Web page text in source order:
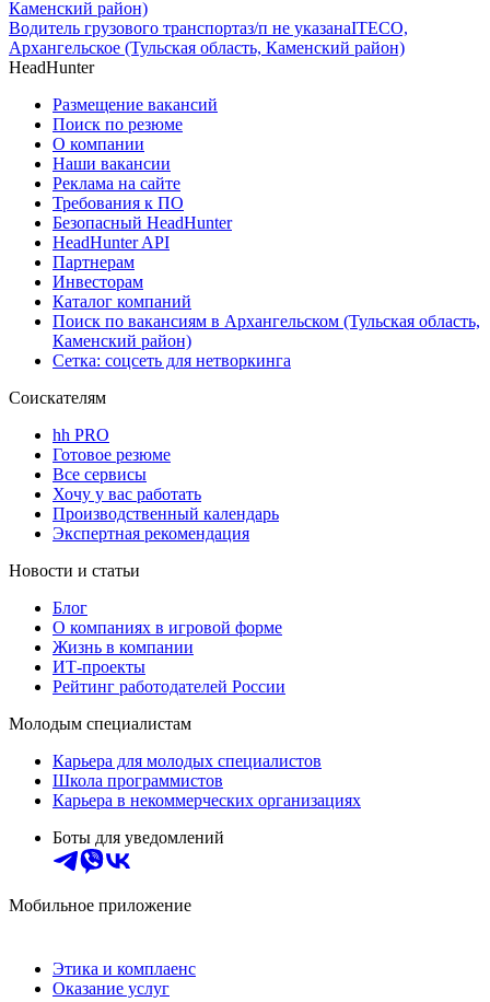
Каменский район)
Водитель грузового транспортаз/п не указанаITECO,
Архангельское (Тульская область, Каменский район)
HeadHunter
Размещение вакансий
Поиск по резюме
О компании
Наши вакансии
Реклама на сайте
Требования к ПО
Безопасный HeadHunter
HeadHunter API
Партнерам
Инвесторам
Каталог компаний
Поиск по вакансиям в Архангельском (Тульская область,
Каменский район)
Сетка: соцсеть для нетворкинга
Соискателям
hh PRO
Готовое резюме
Все сервисы
Хочу у вас работать
Производственный календарь
Экспертная рекомендация
Новости и статьи
Блог
О компаниях в игровой форме
Жизнь в компании
ИТ-проекты
Рейтинг работодателей России
Молодым специалистам
Карьера для молодых специалистов
Школа программистов
Карьера в некоммерческих организациях
Боты для уведомлений
Мобильное приложение
Этика и комплаенс
Оказание услуг